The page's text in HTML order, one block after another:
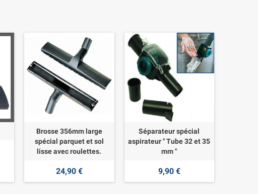
Brosse 356mm large
spécial parquet et sol
lisse avec roulettes.
24,90 €
Séparateur spécial
aspirateur " Tube 32 et 35
mm "
9,90 €